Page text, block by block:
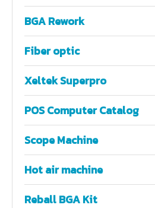
BGA Rework
Fiber optic
Xeltek Superpro
POS Computer Catalog
Scope Machine
Hot air machine
Reball BGA Kit